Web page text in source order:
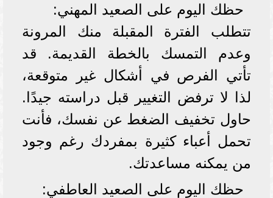
حظك اليوم على الصعيد المهني:
تتطلب الفترة المقبلة منك المرونة
وعدم التمسك بالخطة القديمة. قد
تأتي الفرص في أشكال غير متوقعة،
لذا لا ترفض التغيير قبل دراسته جيدًا.
حاول تخفيف الضغط عن نفسك، فأنت
تحمل أعباء كثيرة بمفردك رغم وجود
من يمكنه مساعدتك.
حظك اليوم على الصعيد العاطفي: